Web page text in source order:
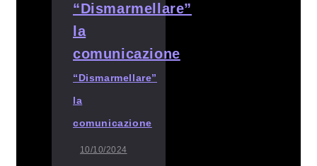
“Dismarmellare”
la
comunicazione
10/10/2024